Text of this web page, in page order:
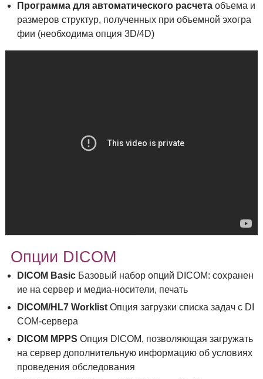
Программа для автоматического расчетаобъема и
размеров структур, полученных при объемной эхогра
фии (необходима опция 3D/4D)
Опции DICOM
DICOM Basic Базовый набор опций DICOM: сохранен
ие на сервер и медиа-носители, печать
DICOM/HL7 Worklist Опция загрузки списка задач с DI
COM-сервера
DICOM MPPS Опция DICOM, позволяющая загружать
на сервер дополнительную информацию об условиях
проведения обследования